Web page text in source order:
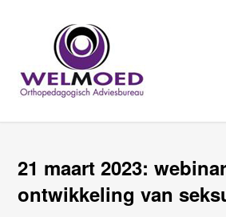
21 maart 2023:
ontwikkeling van